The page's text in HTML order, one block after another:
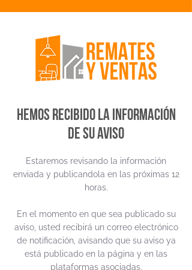
Hemos recibido la información
de su aviso
Estaremos revisando la información
enviada y publicandola en las próximas 12
horas.
En el momento en que sea publicado su
aviso, usted recibirá un correo electrónico
de notificación, avisando que su aviso ya
está publicado en la página y en las
plataformas asociadas.